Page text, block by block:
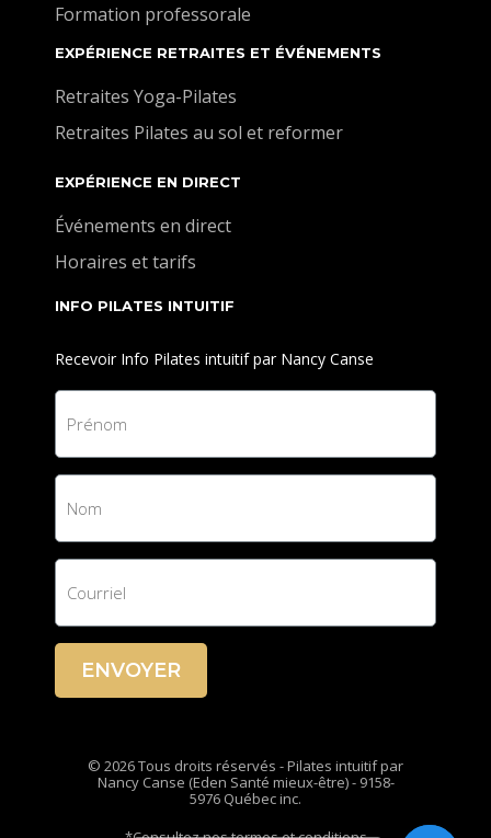
Formation professorale
EXPÉRIENCE RETRAITES ET ÉVÉNEMENTS
Retraites Yoga-Pilates
Retraites Pilates au sol et reformer
EXPÉRIENCE EN DIRECT
Événements en direct
Horaires et tarifs
INFO PILATES INTUITIF
Recevoir Info Pilates intuitif par Nancy Canse
ENVOYER
© 2026 Tous droits réservés - Pilates intuitif par
Nancy Canse (Eden Santé mieux-être) - 9158-
5976 Québec inc.